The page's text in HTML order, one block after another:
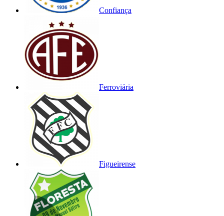
Confiança
Ferroviária
Figueirense